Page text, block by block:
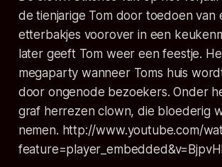
de tienjarige Tom door toedoen van
etterbakjes voorover in een
later geeft Tom weer een feestje.
megaparty wanneer Toms huis
door ongenode bezoekers. Onder
graf herrezen clown, die bloederig
nemen. http://www.youtube.com/